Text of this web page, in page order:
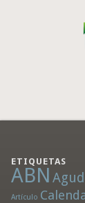
ETIQUETAS
ABN
Artículo